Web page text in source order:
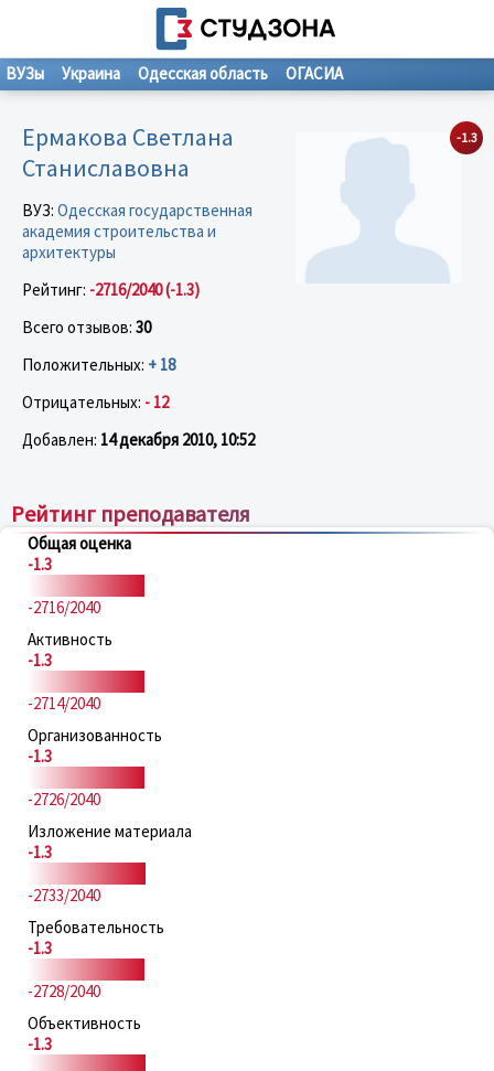
ВУЗы Украина Одесская область ОГАСИА
-1.3
Ермакова Светлана
Станиславовна
ВУЗ: Одесская государственная
академия строительства и
архитектуры
Рейтинг: -2716/2040 (-1.3)
Всего отзывов: 30
Положительных: + 18
Отрицательных: - 12
Добавлен: 14 декабря 2010, 10:52
Рейтинг преподавателя
Общая оценка
-1.3
-2716/2040
Активность
-1.3
-2714/2040
Организованность
-1.3
-2726/2040
Изложение материала
-1.3
-2733/2040
Требовательность
-1.3
-2728/2040
Объективность
-1.3